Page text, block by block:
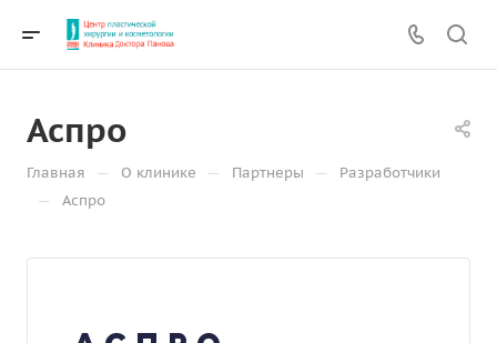
Аспро
Главная — О клинике — Партнеры — Разработчики
— Аспро